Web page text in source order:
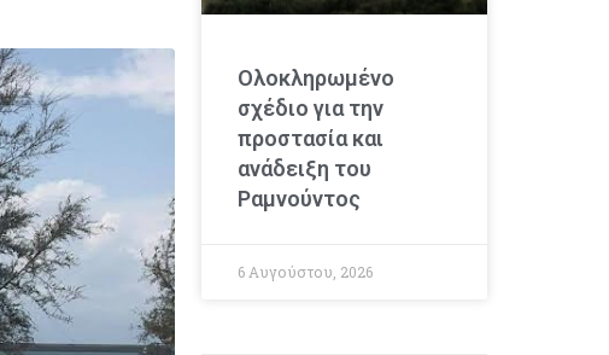
Ολοκληρωμένο
σχέδιο για την
προστασία και
ανάδειξη του
Ραμνούντος
6 Αυγούστου, 2026